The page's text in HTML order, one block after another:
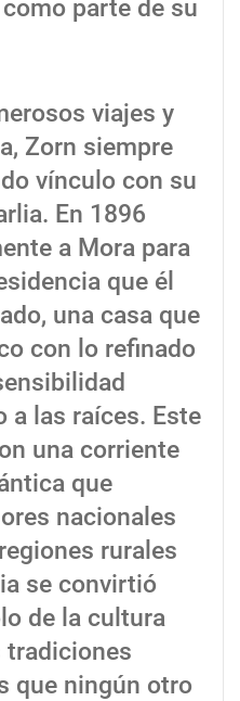
parte de su
viajes y
Zorn siempre
vínculo con su
En 1896
a Mora para
que él
una casa que
con lo refinado
a las raíces. Este
una corriente
que
nacionales
rurales
se convirtió
de la cultura
tradiciones
que ningún otro